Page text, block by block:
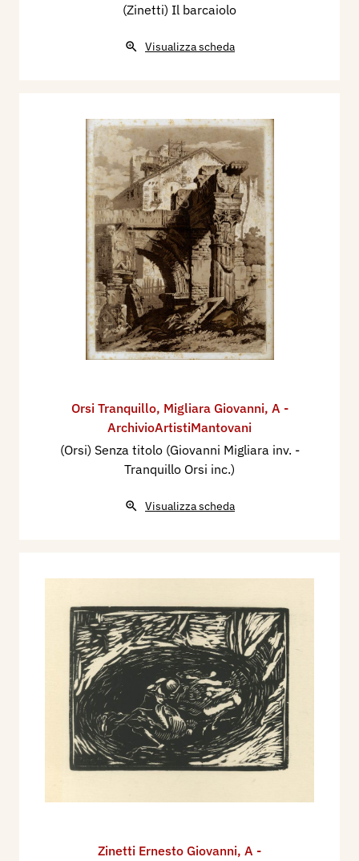
(Zinetti) Il barcaiolo
Visualizza scheda
Orsi Tranquillo, Migliara Giovanni, A -
ArchivioArtistiMantovani
(Orsi) Senza titolo (Giovanni Migliara inv. -
Tranquillo Orsi inc.)
Visualizza scheda
Zinetti Ernesto Giovanni, A -